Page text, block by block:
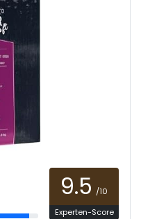
9.5 /10
Experten-Score